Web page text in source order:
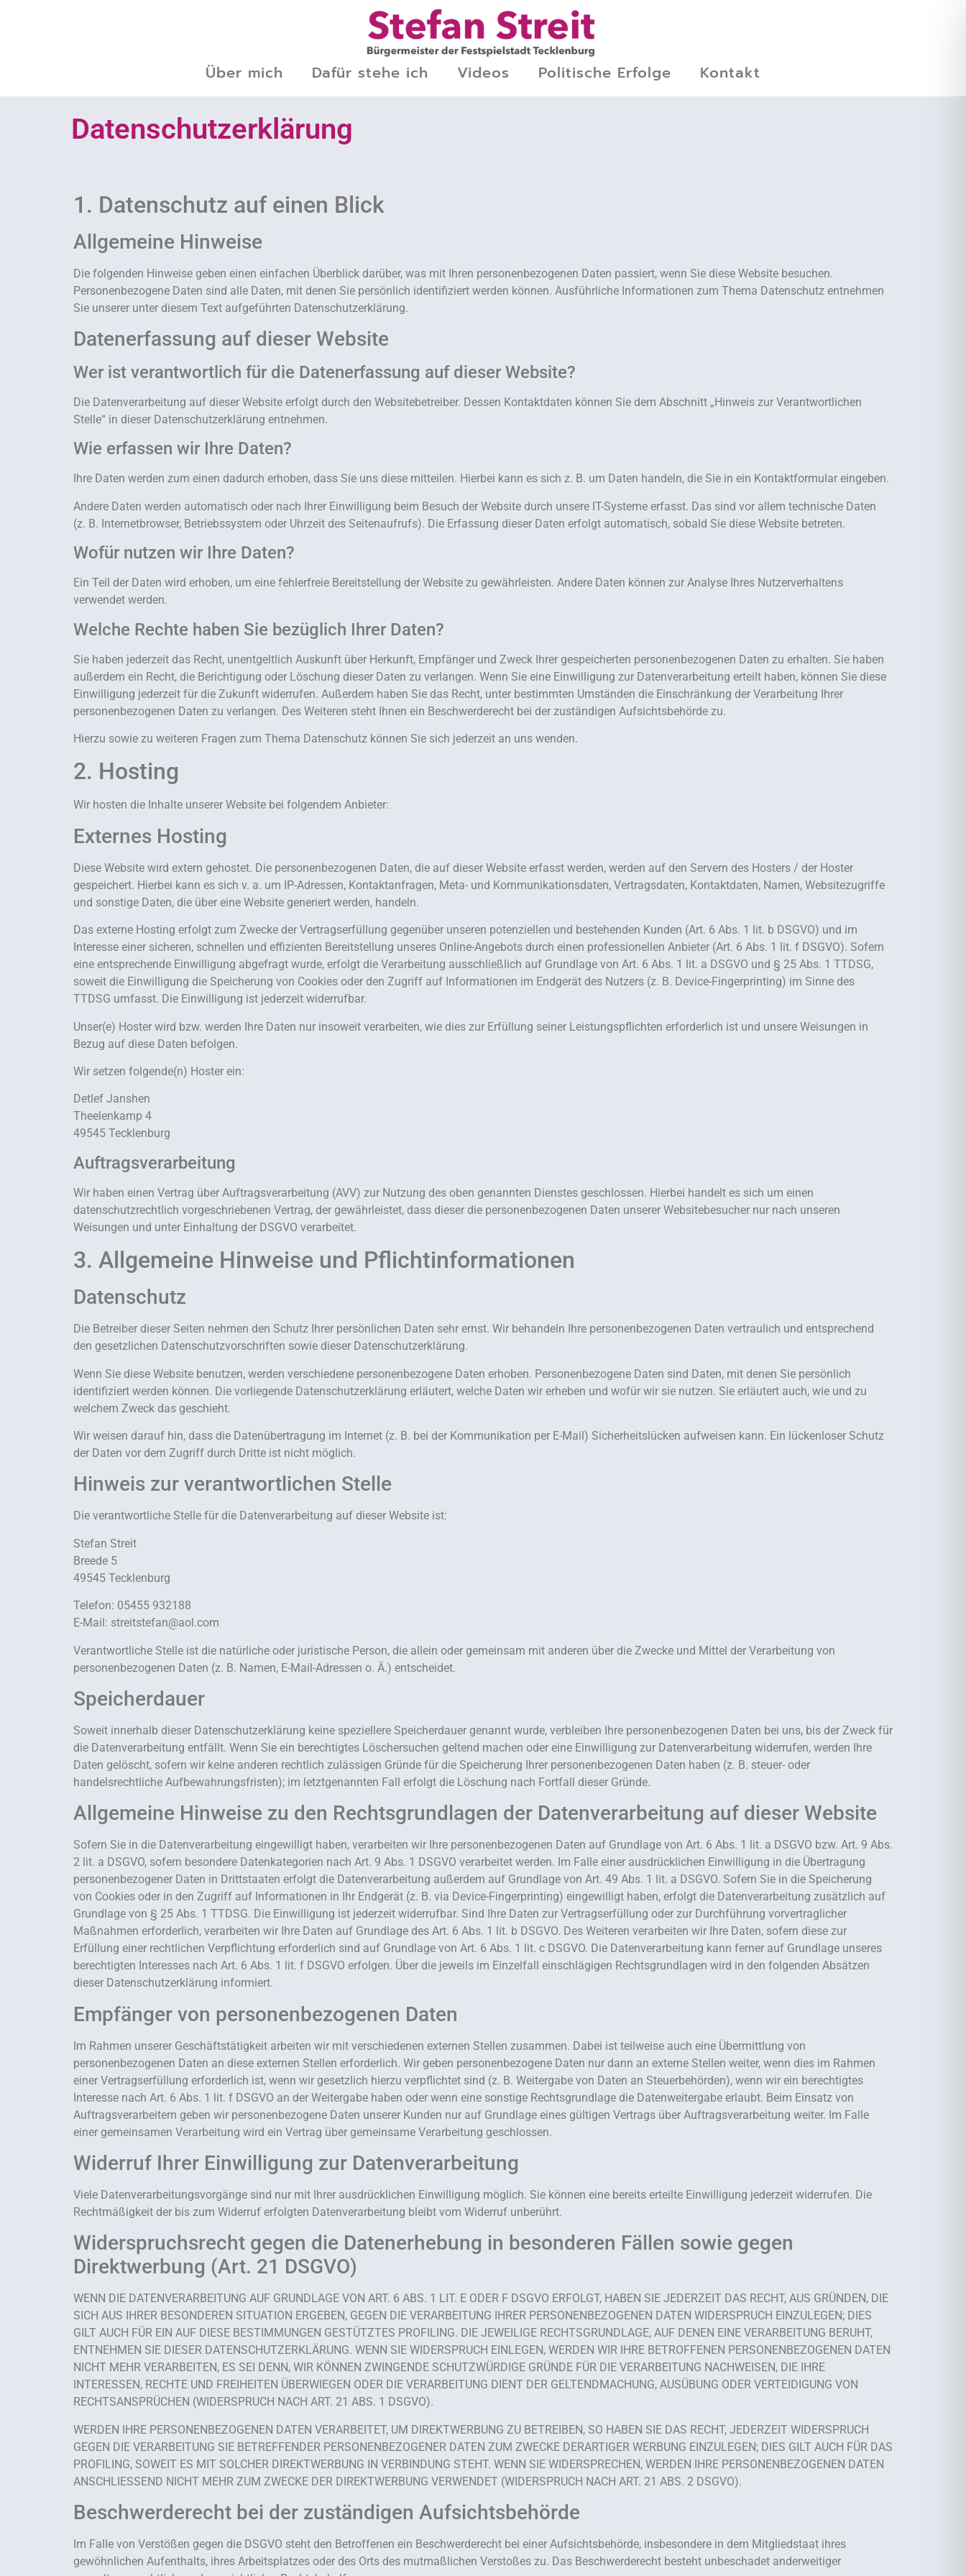
Über mich Dafür stehe ich Videos Politische Erfolge Kontakt
Datenschutzerklärung
1. Datenschutz auf einen Blick
Allgemeine Hinweise
Die folgenden Hinweise geben einen einfachen Überblick darüber, was mit Ihren personenbezogenen Daten passiert, wenn Sie diese Website besuchen.
Personenbezogene Daten sind alle Daten, mit denen Sie persönlich identifiziert werden können. Ausführliche Informationen zum Thema Datenschutz entnehmen
Sie unserer unter diesem Text aufgeführten Datenschutzerklärung.
Datenerfassung auf dieser Website
Wer ist verantwortlich für die Datenerfassung auf dieser Website?
Die Datenverarbeitung auf dieser Website erfolgt durch den Websitebetreiber. Dessen Kontaktdaten können Sie dem Abschnitt „Hinweis zur Verantwortlichen
Stelle“ in dieser Datenschutzerklärung entnehmen.
Wie erfassen wir Ihre Daten?
Ihre Daten werden zum einen dadurch erhoben, dass Sie uns diese mitteilen. Hierbei kann es sich z. B. um Daten handeln, die Sie in ein Kontaktformular eingeben.
Andere Daten werden automatisch oder nach Ihrer Einwilligung beim Besuch der Website durch unsere IT-Systeme erfasst. Das sind vor allem technische Daten
(z. B. Internetbrowser, Betriebssystem oder Uhrzeit des Seitenaufrufs). Die Erfassung dieser Daten erfolgt automatisch, sobald Sie diese Website betreten.
Wofür nutzen wir Ihre Daten?
Ein Teil der Daten wird erhoben, um eine fehlerfreie Bereitstellung der Website zu gewährleisten. Andere Daten können zur Analyse Ihres Nutzerverhaltens
verwendet werden.
Welche Rechte haben Sie bezüglich Ihrer Daten?
Sie haben jederzeit das Recht, unentgeltlich Auskunft über Herkunft, Empfänger und Zweck Ihrer gespeicherten personenbezogenen Daten zu erhalten. Sie haben
außerdem ein Recht, die Berichtigung oder Löschung dieser Daten zu verlangen. Wenn Sie eine Einwilligung zur Datenverarbeitung erteilt haben, können Sie diese
Einwilligung jederzeit für die Zukunft widerrufen. Außerdem haben Sie das Recht, unter bestimmten Umständen die Einschränkung der Verarbeitung Ihrer
personenbezogenen Daten zu verlangen. Des Weiteren steht Ihnen ein Beschwerderecht bei der zuständigen Aufsichtsbehörde zu.
Hierzu sowie zu weiteren Fragen zum Thema Datenschutz können Sie sich jederzeit an uns wenden.
2. Hosting
Wir hosten die Inhalte unserer Website bei folgendem Anbieter:
Externes Hosting
Diese Website wird extern gehostet. Die personenbezogenen Daten, die auf dieser Website erfasst werden, werden auf den Servern des Hosters / der Hoster
gespeichert. Hierbei kann es sich v. a. um IP-Adressen, Kontaktanfragen, Meta- und Kommunikationsdaten, Vertragsdaten, Kontaktdaten, Namen, Websitezugriffe
und sonstige Daten, die über eine Website generiert werden, handeln.
Das externe Hosting erfolgt zum Zwecke der Vertragserfüllung gegenüber unseren potenziellen und bestehenden Kunden (Art. 6 Abs. 1 lit. b DSGVO) und im
Interesse einer sicheren, schnellen und effizienten Bereitstellung unseres Online-Angebots durch einen professionellen Anbieter (Art. 6 Abs. 1 lit. f DSGVO). Sofern
eine entsprechende Einwilligung abgefragt wurde, erfolgt die Verarbeitung ausschließlich auf Grundlage von Art. 6 Abs. 1 lit. a DSGVO und § 25 Abs. 1 TTDSG,
soweit die Einwilligung die Speicherung von Cookies oder den Zugriff auf Informationen im Endgerät des Nutzers (z. B. Device-Fingerprinting) im Sinne des
TTDSG umfasst. Die Einwilligung ist jederzeit widerrufbar.
Unser(e) Hoster wird bzw. werden Ihre Daten nur insoweit verarbeiten, wie dies zur Erfüllung seiner Leistungspflichten erforderlich ist und unsere Weisungen in
Bezug auf diese Daten befolgen.
Wir setzen folgende(n) Hoster ein:
Detlef Janshen
Theelenkamp 4
49545 Tecklenburg
Auftragsverarbeitung
Wir haben einen Vertrag über Auftragsverarbeitung (AVV) zur Nutzung des oben genannten Dienstes geschlossen. Hierbei handelt es sich um einen
datenschutzrechtlich vorgeschriebenen Vertrag, der gewährleistet, dass dieser die personenbezogenen Daten unserer Websitebesucher nur nach unseren
Weisungen und unter Einhaltung der DSGVO verarbeitet.
3. Allgemeine Hinweise und Pflicht­informationen
Datenschutz
Die Betreiber dieser Seiten nehmen den Schutz Ihrer persönlichen Daten sehr ernst. Wir behandeln Ihre personenbezogenen Daten vertraulich und entsprechend
den gesetzlichen Datenschutzvorschriften sowie dieser Datenschutzerklärung.
Wenn Sie diese Website benutzen, werden verschiedene personenbezogene Daten erhoben. Personenbezogene Daten sind Daten, mit denen Sie persönlich
identifiziert werden können. Die vorliegende Datenschutzerklärung erläutert, welche Daten wir erheben und wofür wir sie nutzen. Sie erläutert auch, wie und zu
welchem Zweck das geschieht.
Wir weisen darauf hin, dass die Datenübertragung im Internet (z. B. bei der Kommunikation per E-Mail) Sicherheitslücken aufweisen kann. Ein lückenloser Schutz
der Daten vor dem Zugriff durch Dritte ist nicht möglich.
Hinweis zur verantwortlichen Stelle
Die verantwortliche Stelle für die Datenverarbeitung auf dieser Website ist:
Stefan Streit
Breede 5
49545 Tecklenburg
Telefon: 05455 932188
E-Mail: streitstefan@aol.com
Verantwortliche Stelle ist die natürliche oder juristische Person, die allein oder gemeinsam mit anderen über die Zwecke und Mittel der Verarbeitung von
personenbezogenen Daten (z. B. Namen, E-Mail-Adressen o. Ä.) entscheidet.
Speicherdauer
Soweit innerhalb dieser Datenschutzerklärung keine speziellere Speicherdauer genannt wurde, verbleiben Ihre personenbezogenen Daten bei uns, bis der Zweck für
die Datenverarbeitung entfällt. Wenn Sie ein berechtigtes Löschersuchen geltend machen oder eine Einwilligung zur Datenverarbeitung widerrufen, werden Ihre
Daten gelöscht, sofern wir keine anderen rechtlich zulässigen Gründe für die Speicherung Ihrer personenbezogenen Daten haben (z. B. steuer- oder
handelsrechtliche Aufbewahrungsfristen); im letztgenannten Fall erfolgt die Löschung nach Fortfall dieser Gründe.
Allgemeine Hinweise zu den Rechtsgrundlagen der Datenverarbeitung auf dieser Website
Sofern Sie in die Datenverarbeitung eingewilligt haben, verarbeiten wir Ihre personenbezogenen Daten auf Grundlage von Art. 6 Abs. 1 lit. a DSGVO bzw. Art. 9 Abs.
2 lit. a DSGVO, sofern besondere Datenkategorien nach Art. 9 Abs. 1 DSGVO verarbeitet werden. Im Falle einer ausdrücklichen Einwilligung in die Übertragung
personenbezogener Daten in Drittstaaten erfolgt die Datenverarbeitung außerdem auf Grundlage von Art. 49 Abs. 1 lit. a DSGVO. Sofern Sie in die Speicherung
von Cookies oder in den Zugriff auf Informationen in Ihr Endgerät (z. B. via Device-Fingerprinting) eingewilligt haben, erfolgt die Datenverarbeitung zusätzlich auf
Grundlage von § 25 Abs. 1 TTDSG. Die Einwilligung ist jederzeit widerrufbar. Sind Ihre Daten zur Vertragserfüllung oder zur Durchführung vorvertraglicher
Maßnahmen erforderlich, verarbeiten wir Ihre Daten auf Grundlage des Art. 6 Abs. 1 lit. b DSGVO. Des Weiteren verarbeiten wir Ihre Daten, sofern diese zur
Erfüllung einer rechtlichen Verpflichtung erforderlich sind auf Grundlage von Art. 6 Abs. 1 lit. c DSGVO. Die Datenverarbeitung kann ferner auf Grundlage unseres
berechtigten Interesses nach Art. 6 Abs. 1 lit. f DSGVO erfolgen. Über die jeweils im Einzelfall einschlägigen Rechtsgrundlagen wird in den folgenden Absätzen
dieser Datenschutzerklärung informiert.
Empfänger von personenbezogenen Daten
Im Rahmen unserer Geschäftstätigkeit arbeiten wir mit verschiedenen externen Stellen zusammen. Dabei ist teilweise auch eine Übermittlung von
personenbezogenen Daten an diese externen Stellen erforderlich. Wir geben personenbezogene Daten nur dann an externe Stellen weiter, wenn dies im Rahmen
einer Vertragserfüllung erforderlich ist, wenn wir gesetzlich hierzu verpflichtet sind (z. B. Weitergabe von Daten an Steuerbehörden), wenn wir ein berechtigtes
Interesse nach Art. 6 Abs. 1 lit. f DSGVO an der Weitergabe haben oder wenn eine sonstige Rechtsgrundlage die Datenweitergabe erlaubt. Beim Einsatz von
Auftragsverarbeitern geben wir personenbezogene Daten unserer Kunden nur auf Grundlage eines gültigen Vertrags über Auftragsverarbeitung weiter. Im Falle
einer gemeinsamen Verarbeitung wird ein Vertrag über gemeinsame Verarbeitung geschlossen.
Widerruf Ihrer Einwilligung zur Datenverarbeitung
Viele Datenverarbeitungsvorgänge sind nur mit Ihrer ausdrücklichen Einwilligung möglich. Sie können eine bereits erteilte Einwilligung jederzeit widerrufen. Die
Rechtmäßigkeit der bis zum Widerruf erfolgten Datenverarbeitung bleibt vom Widerruf unberührt.
Widerspruchsrecht gegen die Datenerhebung in besonderen Fällen sowie gegen
Direktwerbung (Art. 21 DSGVO)
WENN DIE DATENVERARBEITUNG AUF GRUNDLAGE VON ART. 6 ABS. 1 LIT. E ODER F DSGVO ERFOLGT, HABEN SIE JEDERZEIT DAS RECHT, AUS GRÜNDEN, DIE
SICH AUS IHRER BESONDEREN SITUATION ERGEBEN, GEGEN DIE VERARBEITUNG IHRER PERSONENBEZOGENEN DATEN WIDERSPRUCH EINZULEGEN; DIES
GILT AUCH FÜR EIN AUF DIESE BESTIMMUNGEN GESTÜTZTES PROFILING. DIE JEWEILIGE RECHTSGRUNDLAGE, AUF DENEN EINE VERARBEITUNG BERUHT,
ENTNEHMEN SIE DIESER DATENSCHUTZERKLÄRUNG. WENN SIE WIDERSPRUCH EINLEGEN, WERDEN WIR IHRE BETROFFENEN PERSONENBEZOGENEN DATEN
NICHT MEHR VERARBEITEN, ES SEI DENN, WIR KÖNNEN ZWINGENDE SCHUTZWÜRDIGE GRÜNDE FÜR DIE VERARBEITUNG NACHWEISEN, DIE IHRE
INTERESSEN, RECHTE UND FREIHEITEN ÜBERWIEGEN ODER DIE VERARBEITUNG DIENT DER GELTENDMACHUNG, AUSÜBUNG ODER VERTEIDIGUNG VON
RECHTSANSPRÜCHEN (WIDERSPRUCH NACH ART. 21 ABS. 1 DSGVO).
WERDEN IHRE PERSONENBEZOGENEN DATEN VERARBEITET, UM DIREKTWERBUNG ZU BETREIBEN, SO HABEN SIE DAS RECHT, JEDERZEIT WIDERSPRUCH
GEGEN DIE VERARBEITUNG SIE BETREFFENDER PERSONENBEZOGENER DATEN ZUM ZWECKE DERARTIGER WERBUNG EINZULEGEN; DIES GILT AUCH FÜR DAS
PROFILING, SOWEIT ES MIT SOLCHER DIREKTWERBUNG IN VERBINDUNG STEHT. WENN SIE WIDERSPRECHEN, WERDEN IHRE PERSONENBEZOGENEN DATEN
ANSCHLIESSEND NICHT MEHR ZUM ZWECKE DER DIREKTWERBUNG VERWENDET (WIDERSPRUCH NACH ART. 21 ABS. 2 DSGVO).
Beschwerde­recht bei der zuständigen Aufsichts­behörde
Im Falle von Verstößen gegen die DSGVO steht den Betroffenen ein Beschwerderecht bei einer Aufsichtsbehörde, insbesondere in dem Mitgliedstaat ihres
gewöhnlichen Aufenthalts, ihres Arbeitsplatzes oder des Orts des mutmaßlichen Verstoßes zu. Das Beschwerderecht besteht unbeschadet anderweitiger